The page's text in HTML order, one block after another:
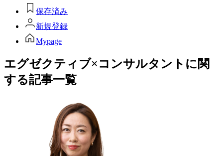
保存済み
新規登録
Mypage
エグゼクティブ×コンサルタントに関
する記事一覧